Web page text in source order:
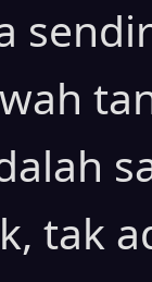
tak